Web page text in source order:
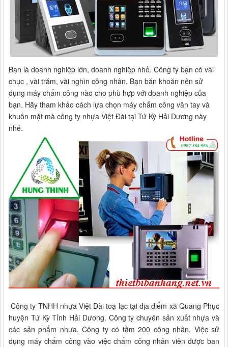
Bạn là doanh nghiệp lớn, doanh nghiệp nhỏ. Công ty bạn có vài
chục , vài trăm, vài nghìn công nhân. Bạn băn khoăn nên sử
dụng máy chấm công nào cho phù hợp với doanh nghiệp của
bạn. Hãy tham khảo cách lựa chọn máy chấm công vân tay và
khuôn mặt mà công ty nhựa Việt Đài tại Tứ Kỳ Hải Dương này
nhé.
Công ty TNHH nhựa Việt Đài toạ lạc tại địa điểm xã Quang Phục
huyện Tứ Kỳ Tỉnh Hải Dương. Công ty chuyên sản xuất nhựa và
các sản phẩm nhựa. Công ty có tầm 200 công nhân. Việc sử
dụng máy chấm công vào việc chấm công nhân viên được ban